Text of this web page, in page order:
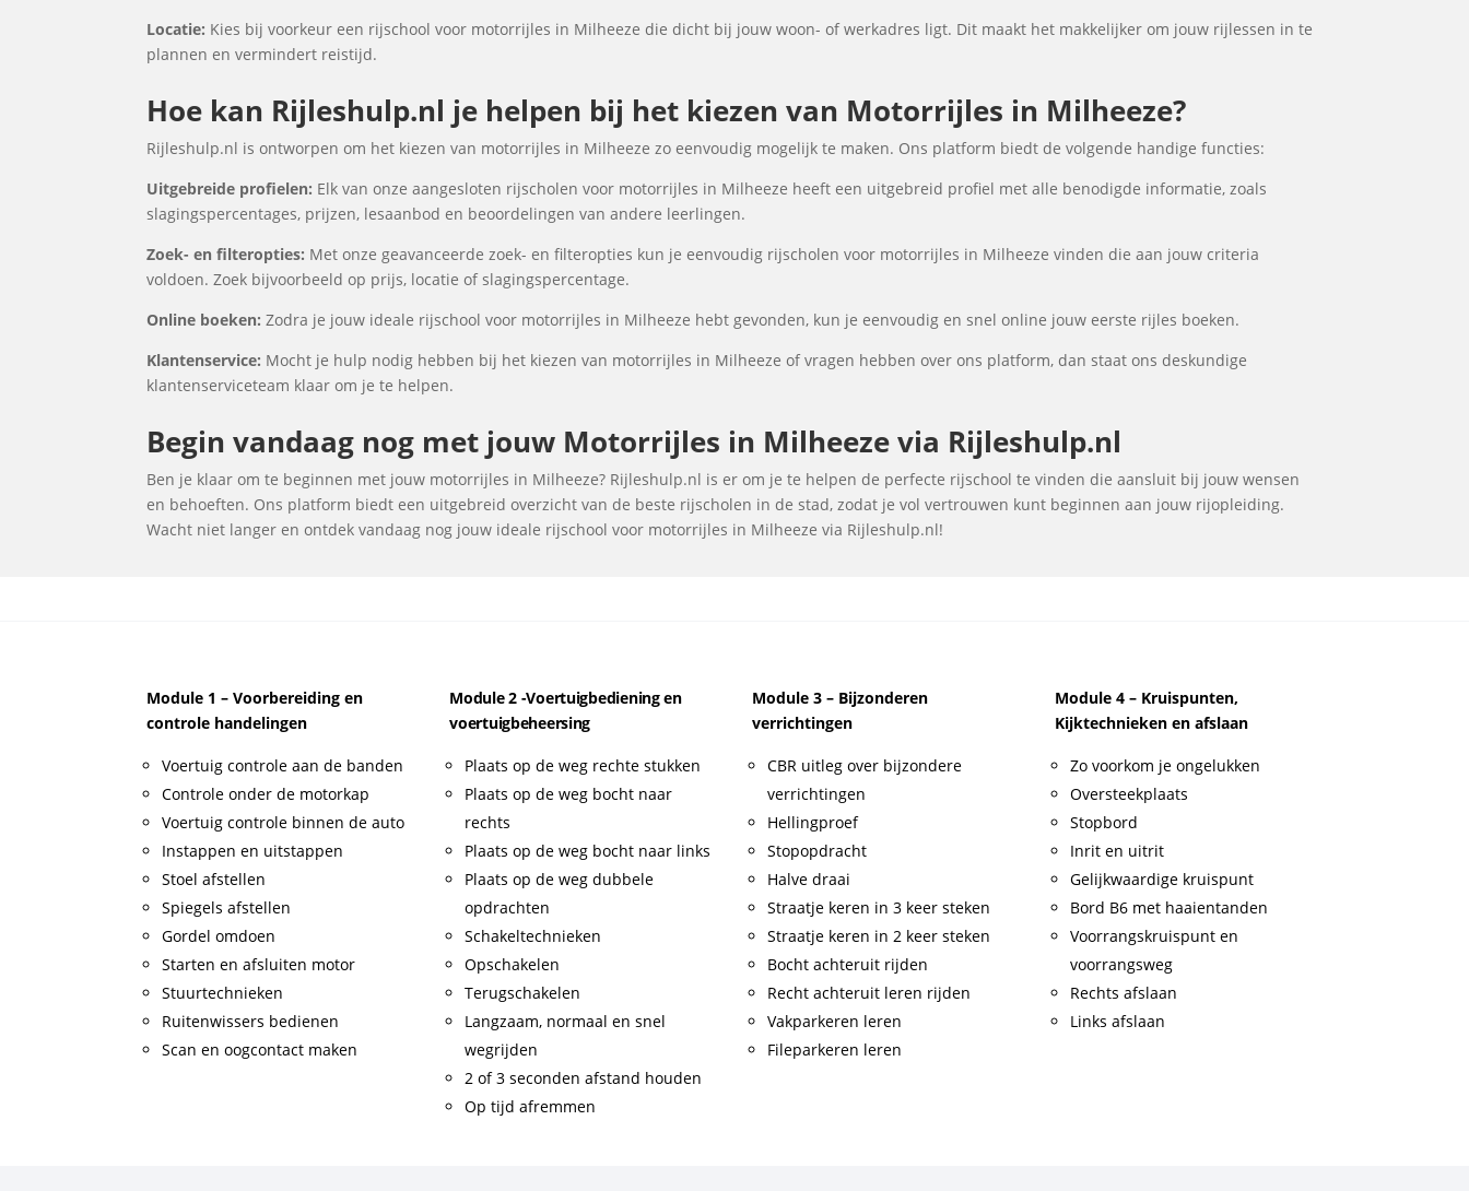
Locatie: Kies bij voorkeur een rijschool voor motorrijles in Milheeze die dicht bij jouw woon- of werkadres ligt. Dit maakt het makkelijker om jouw rijlessen in te
plannen en vermindert reistijd.
Hoe kan Rijleshulp.nl je helpen bij het kiezen van Motorrijles in Milheeze?
Rijleshulp.nl is ontworpen om het kiezen van motorrijles in Milheeze zo eenvoudig mogelijk te maken. Ons platform biedt de volgende handige functies:
Uitgebreide profielen: Elk van onze aangesloten rijscholen voor motorrijles in Milheeze heeft een uitgebreid profiel met alle benodigde informatie, zoals
slagingspercentages, prijzen, lesaanbod en beoordelingen van andere leerlingen.
Zoek- en filteropties: Met onze geavanceerde zoek- en filteropties kun je eenvoudig rijscholen voor motorrijles in Milheeze vinden die aan jouw criteria
voldoen. Zoek bijvoorbeeld op prijs, locatie of slagingspercentage.
Online boeken: Zodra je jouw ideale rijschool voor motorrijles in Milheeze hebt gevonden, kun je eenvoudig en snel online jouw eerste rijles boeken.
Klantenservice: Mocht je hulp nodig hebben bij het kiezen van motorrijles in Milheeze of vragen hebben over ons platform, dan staat ons deskundige
klantenserviceteam klaar om je te helpen.
Begin vandaag nog met jouw Motorrijles in Milheeze via Rijleshulp.nl
Ben je klaar om te beginnen met jouw motorrijles in Milheeze? Rijleshulp.nl is er om je te helpen de perfecte rijschool te vinden die aansluit bij jouw wensen
en behoeften. Ons platform biedt een uitgebreid overzicht van de beste rijscholen in de stad, zodat je vol vertrouwen kunt beginnen aan jouw rijopleiding.
Wacht niet langer en ontdek vandaag nog jouw ideale rijschool voor motorrijles in Milheeze via Rijleshulp.nl!
Module 1 – Voorbereiding en
controle handelingen
Voertuig controle aan de banden
Controle onder de motorkap
Voertuig controle binnen de auto
Instappen en uitstappen
Stoel afstellen
Spiegels afstellen
Gordel omdoen
Starten en afsluiten motor
Stuurtechnieken
Ruitenwissers bedienen
Scan en oogcontact maken
Module 2 -Voertuigbediening en
voertuigbeheersing
Plaats op de weg rechte stukken
Plaats op de weg bocht naar
rechts
Plaats op de weg bocht naar links
Plaats op de weg dubbele
opdrachten
Schakeltechnieken
Opschakelen
Terugschakelen
Langzaam, normaal en snel
wegrijden
2 of 3 seconden afstand houden
Op tijd afremmen
Module 3 – Bijzonderen
verrichtingen
CBR uitleg over bijzondere
verrichtingen
Hellingproef
Stopopdracht
Halve draai
Straatje keren in 3 keer steken
Straatje keren in 2 keer steken
Bocht achteruit rijden
Recht achteruit leren rijden
Vakparkeren leren
Fileparkeren leren
Module 4 – Kruispunten,
Kijktechnieken en afslaan
Zo voorkom je ongelukken
Oversteekplaats
Stopbord
Inrit en uitrit
Gelijkwaardige kruispunt
Bord B6 met haaientanden
Voorrangskruispunt en
voorrangsweg
Rechts afslaan
Links afslaan